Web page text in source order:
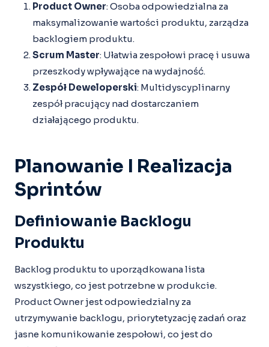
Product Owner: Osoba odpowiedzialna za
maksymalizowanie wartości produktu, zarządza
backlogiem produktu.
Scrum Master: Ułatwia zespołowi pracę i usuwa
przeszkody wpływające na wydajność.
Zespół Deweloperski: Multidyscyplinarny
zespół pracujący nad dostarczaniem
działającego produktu.
Planowanie I Realizacja
Sprintów
Definiowanie Backlogu
Produktu
Backlog produktu to uporządkowana lista
wszystkiego, co jest potrzebne w produkcie.
Product Owner jest odpowiedzialny za
utrzymywanie backlogu, priorytetyzację zadań oraz
jasne komunikowanie zespołowi, co jest do